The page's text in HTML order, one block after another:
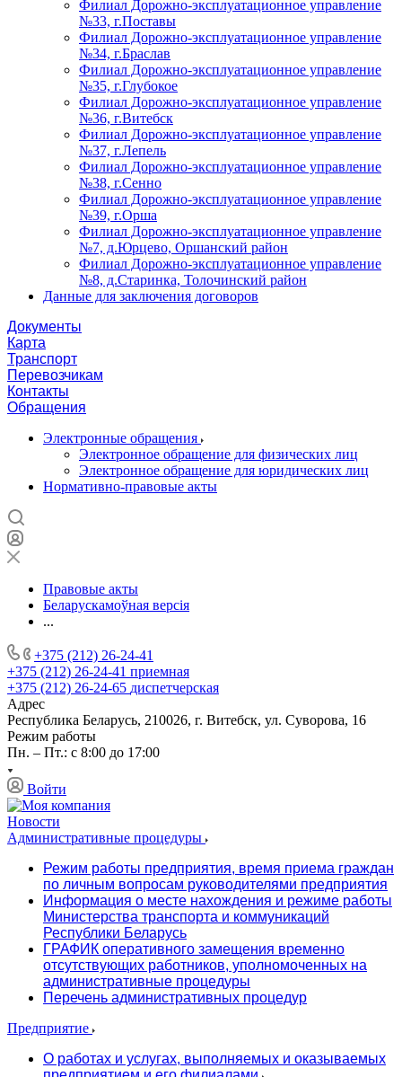
Филиал Дорожно-эксплуатационное управление
№33, г.Поставы
Филиал Дорожно-эксплуатационное управление
№34, г.Браслав
Филиал Дорожно-эксплуатационное управление
№35, г.Глубокое
Филиал Дорожно-эксплуатационное управление
№36, г.Витебск
Филиал Дорожно-эксплуатационное управление
№37, г.Лепель
Филиал Дорожно-эксплуатационное управление
№38, г.Сенно
Филиал Дорожно-эксплуатационное управление
№39, г.Орша
Филиал Дорожно-эксплуатационное управление
№7, д.Юрцево, Оршанский район
Филиал Дорожно-эксплуатационное управление
№8, д.Старинка, Толочинский район
Данные для заключения договоров
Документы
Карта
Транспорт
Перевозчикам
Контакты
Обращения
Электронные обращения
Электронное обращение для физических лиц
Электронное обращение для юридических лиц
Нормативно-правовые акты
Правовые акты
Беларускамоўная версія
...
+375 (212) 26-24-41
+375 (212) 26-24-41 приемная
+375 (212) 26-24-65 диспетчерская
Адрес
Республика Беларусь, 210026, г. Витебск, ул. Суворова, 16
Режим работы
Пн. – Пт.: с 8:00 до 17:00
Войти
Новости
Административные процедуры
Режим работы предприятия, время приема граждан
по личным вопросам руководителями предприятия
Информация о месте нахождения и режиме работы
Министерства транспорта и коммуникаций
Республики Беларусь
ГРАФИК оперативного замещения временно
отсутствующих работников, уполномоченных на
административные процедуры
Перечень административных процедур
Предприятие
О работах и услугах, выполняемых и оказываемых